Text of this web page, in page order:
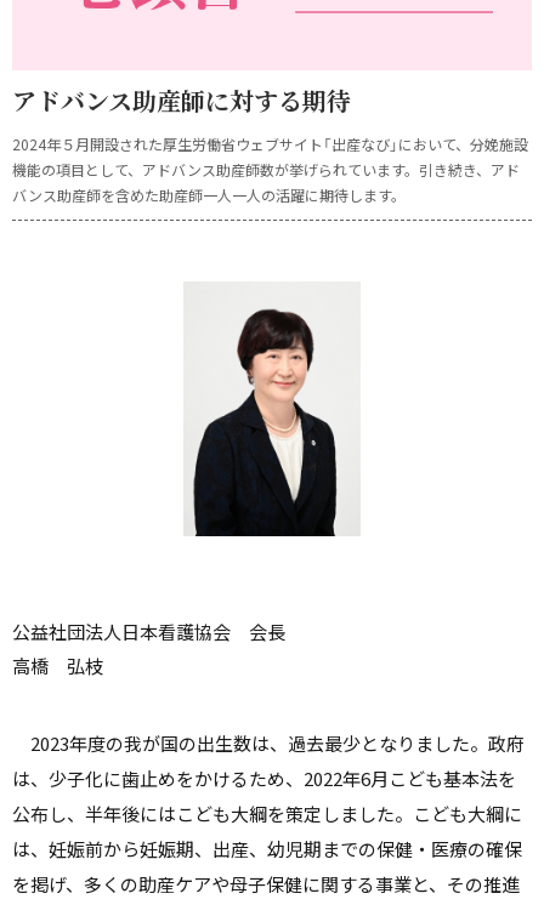
アドバンス助産師に対する期待
2024年５月開設された厚生労働省ウェブサイト「出産なび」において、分娩施設
機能の項目として、アドバンス助産師数が挙げられています。引き続き、アド
バンス助産師を含めた助産師一人一人の活躍に期待します。
公益社団法人日本看護協会 会長
高橋 弘枝
2023年度の我が国の出生数は、過去最少となりました。政府
は、少子化に歯止めをかけるため、2022年6月こども基本法を
公布し、半年後にはこども大綱を策定しました。こども大綱に
は、妊娠前から妊娠期、出産、幼児期までの保健・医療の確保
を掲げ、多くの助産ケアや母子保健に関する事業と、その推進